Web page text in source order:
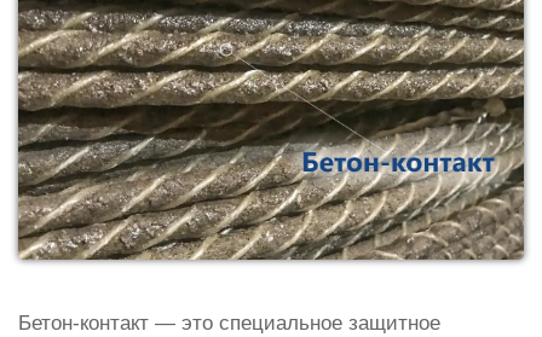
Бетон-контакт — это специальное защитное